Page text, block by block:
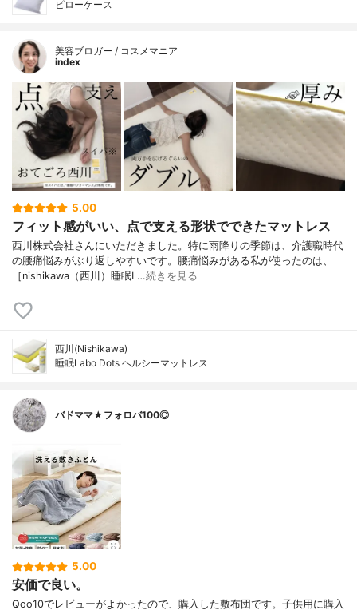
ピローケース
美容ブロガー / コスメマニア
index
5.00
フィット感がいい、点で支える形状でできたマットレス
西川株式会社さんにいただきました。特に雨降りの季節は、介護職時代
の腰痛悩みがぶり返しやすいです。腰痛悩みがある私が使ったのは、
［nishikawa（西川）睡眠L…続きを見る
西川(Nishikawa)
睡眠Labo Dots ヘルシーマットレス
バドママ★フォロバ100◎
5.00
安価で良い。
Qoo10でレビューがよかったので、購入した敷布団です。子供用に購入